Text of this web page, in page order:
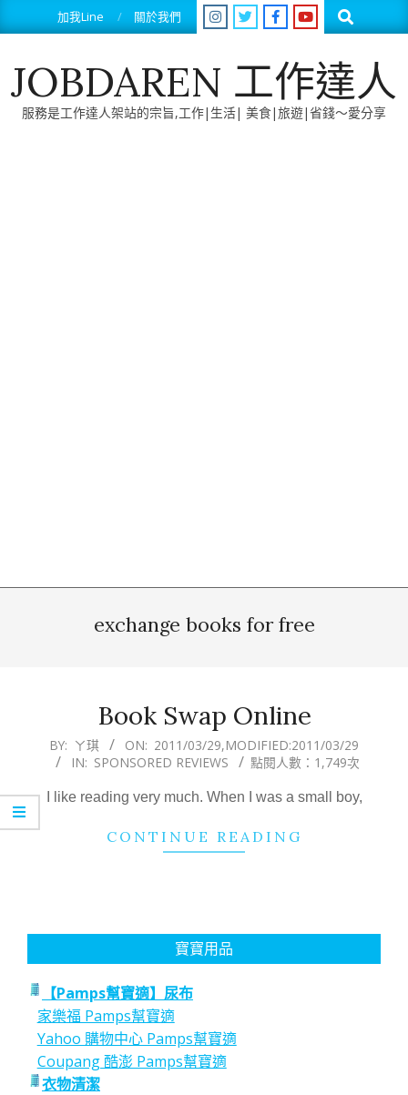
to
加我Line 關於我們 Search
JOBDAREN 工作達人
服務是工作達人架站的宗旨,工作|生活| 美食|旅遊|省錢～愛分享
exchange books for free
Book Swap Online
2011-
03-
29
BY: ㄚ琪 ON: 2011/03/29,MODIFIED:2011/03/29
IN: SPONSORED REVIEWS 點閱人數：1,749次
I like reading very much. When I was a small boy,
CONTINUE READING
寶寶用品
【Pamps幫寶適】尿布
家樂福 Pamps幫寶適
Yahoo 購物中心 Pamps幫寶適
Coupang 酷澎 Pamps幫寶適
衣物清潔